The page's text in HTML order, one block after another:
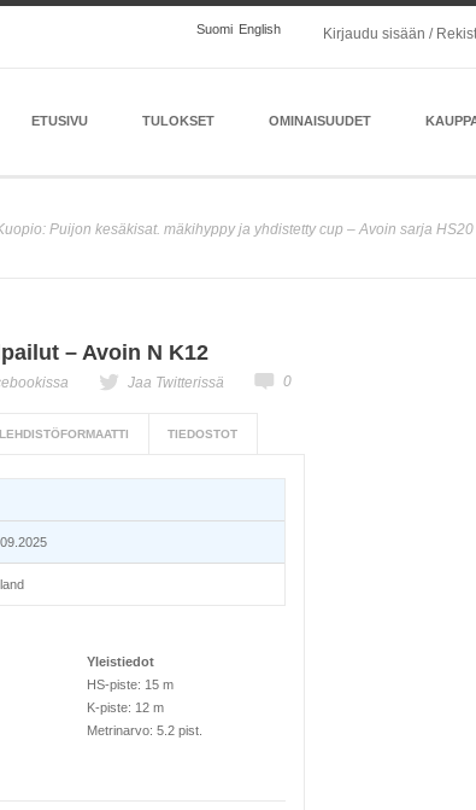
Suomi English Kirjaudu sisään /
ETUSIVU TULOKSET OMINAISUUDET
Puijon kesäkisat. mäkihyppy ja yhdistetty cup – Avoin sarja
– Avoin N K12
Jaa Twitterissä 0
LEHDISTÖFORMAATTI TIEDOSTOT
Yleistiedot
HS-piste: 15 m
K-piste: 12 m
Metrinarvo: 5.2 pist.